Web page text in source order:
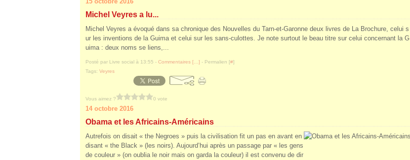
Michel Veyres a lu...
Michel Veyres a évoqué dans sa chronique des Nouvelles du Tarn-et-Garonne deux livres de La Brochure, celui s
ur les inventions de la Guima et celui sur les sans-culottes. Je note surtout le beau titre sur celui concernant la G
uima : deux noms se liens,...
Posté par Livre social à 13:55 - Commentaires [ ] - Permalien [#]
Tags: Veyres
Vous aimez ? 0 vote
14 octobre 2016
Obama et les Africains-Américains
Autrefois on disait « the Negroes » puis la civilisation fit un pas en avant en
disant « the Black » (les noirs). Aujourd’hui après un passage par « les gens
de couleur » (on oublia le noir mais on garda la couleur) il est convenu de dir